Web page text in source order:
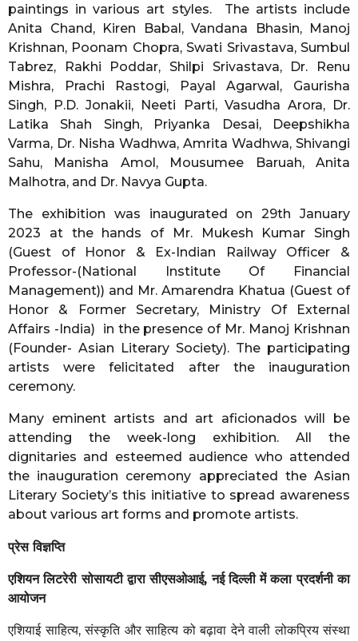
paintings in various art styles. The artists include
Anita Chand, Kiren Babal, Vandana Bhasin, Manoj
Krishnan, Poonam Chopra, Swati Srivastava, Sumbul
Tabrez, Rakhi Poddar, Shilpi Srivastava, Dr. Renu
Mishra, Prachi Rastogi, Payal Agarwal, Gaurisha
Singh, P.D. Jonakii, Neeti Parti, Vasudha Arora, Dr.
Latika Shah Singh, Priyanka Desai, Deepshikha
Varma, Dr. Nisha Wadhwa, Amrita Wadhwa, Shivangi
Sahu, Manisha Amol, Mousumee Baruah, Anita
Malhotra, and Dr. Navya Gupta.
The exhibition was inaugurated on 29th January
2023 at the hands of Mr. Mukesh Kumar Singh
(Guest of Honor & Ex-Indian Railway Officer &
Professor-(National Institute Of Financial
Management)) and Mr. Amarendra Khatua (Guest of
Honor & Former Secretary, Ministry Of External
Affairs -India) in the presence of Mr. Manoj Krishnan
(Founder- Asian Literary Society). The participating
artists were felicitated after the inauguration
ceremony.
Many eminent artists and art aficionados will be
attending the week-long exhibition. All the
dignitaries and esteemed audience who attended
the inauguration ceremony appreciated the Asian
Literary Society’s this initiative to spread awareness
about various art forms and promote artists.
प्रेस विज्ञप्ति
एशियन लिटरेरी सोसायटी द्वारा सीएसओआई, नई दिल्ली में कला प्रदर्शनी का
आयोजन
एशियाई साहित्य, संस्कृति और साहित्य को बढ़ावा देने वाली लोकप्रिय संस्था